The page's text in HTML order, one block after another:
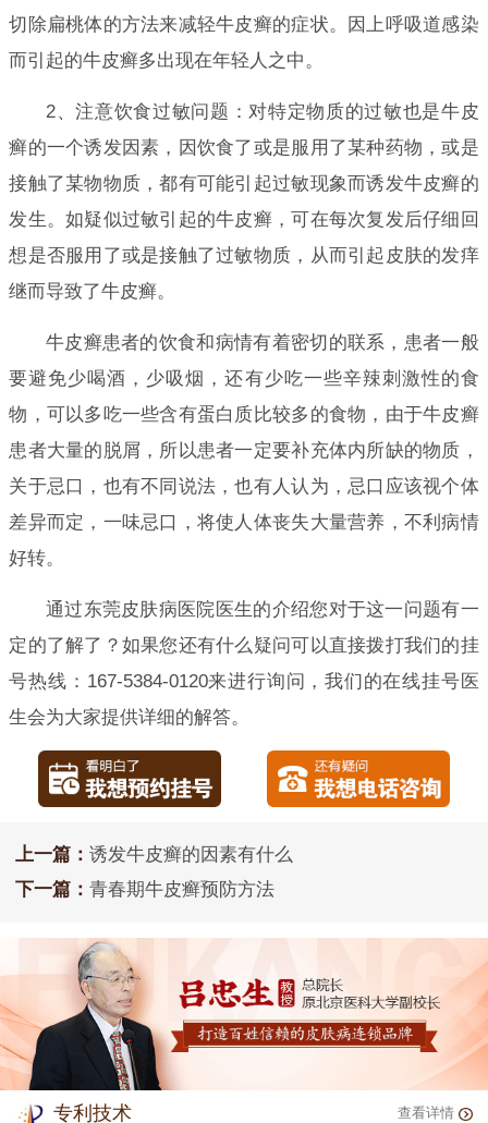
切除扁桃体的方法来减轻牛皮癣的症状。因上呼吸道感染
而引起的牛皮癣多出现在年轻人之中。
2、注意饮食过敏问题：对特定物质的过敏也是牛皮
癣的一个诱发因素，因饮食了或是服用了某种药物，或是
接触了某物物质，都有可能引起过敏现象而诱发牛皮癣的
发生。如疑似过敏引起的牛皮癣，可在每次复发后仔细回
想是否服用了或是接触了过敏物质，从而引起皮肤的发痒
继而导致了牛皮癣。
牛皮癣患者的饮食和病情有着密切的联系，患者一般
要避免少喝酒，少吸烟，还有少吃一些辛辣刺激性的食
物，可以多吃一些含有蛋白质比较多的食物，由于牛皮癣
患者大量的脱屑，所以患者一定要补充体内所缺的物质，
关于忌口，也有不同说法，也有人认为，忌口应该视个体
差异而定，一味忌口，将使人体丧失大量营养，不利病情
好转。
通过东莞皮肤病医院医生的介绍您对于这一问题有一
定的了解了？如果您还有什么疑问可以直接拨打我们的挂
号热线：167-5384-0120来进行询问，我们的在线挂号医
生会为大家提供详细的解答。
上一篇： 诱发牛皮癣的因素有什么
下一篇： 青春期牛皮癣预防方法
专利技术 查看详情